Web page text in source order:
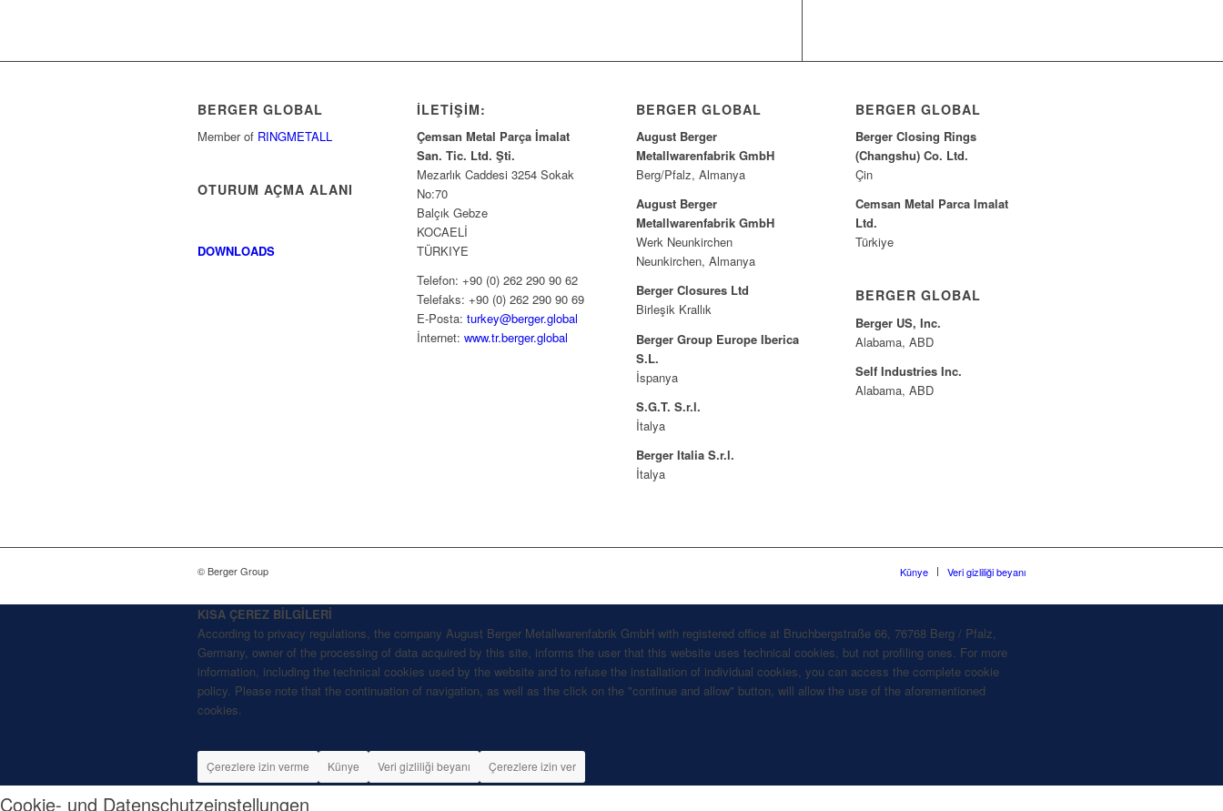
BERGER GLOBAL
Member of RINGMETALL
OTURUM AÇMA ALANI
DOWNLOADS
İLETİŞİM:
Çemsan Metal Parça İmalat
San. Tic. Ltd. Şti.
Mezarlık Caddesi 3254 Sokak
No:70
Balçık Gebze
KOCAELİ
TÜRKIYE
Telefon: +90 (0) 262 290 90 62
Telefaks: +90 (0) 262 290 90 69
E-Posta:turkey@berger.global
İnternet:www.tr.berger.global
BERGER GLOBAL
August Berger
Metallwarenfabrik GmbH
Berg/Pfalz, Almanya
August Berger
Metallwarenfabrik GmbH
Werk Neunkirchen
Neunkirchen, Almanya
Berger Closures Ltd
Birleşik Krallık
Berger Group Europe Iberica
S.L.
İspanya
S.G.T. S.r.l.
İtalya
Berger Italia S.r.l.
İtalya
BERGER GLOBAL
Berger Closing Rings
(Changshu) Co. Ltd.
Çin
Cemsan Metal Parca Imalat
Ltd.
Türkiye
BERGER GLOBAL
Berger US, Inc.
Alabama, ABD
Self Industries Inc.
Alabama, ABD
© Berger Group Künye Veri gizliliği beyanı
KISA ÇEREZ BİLGİLERİ
According to privacy regulations, the company August Berger Metallwarenfabrik GmbH with registered office at Bruchbergstraße 66, 76768 Berg / Pfalz,
Germany, owner of the processing of data acquired by this site, informs the user that this website uses technical cookies, but not profiling ones. For more
information, including the technical cookies used by the website and to refuse the installation of individual cookies, you can access the complete cookie
policy. Please note that the continuation of navigation, as well as the click on the "continue and allow" button, will allow the use of the aforementioned
cookies.
Çerezlere izin verme Künye Veri gizliliği beyanı Çerezlere izin ver
Cookie- und Datenschutzeinstellungen